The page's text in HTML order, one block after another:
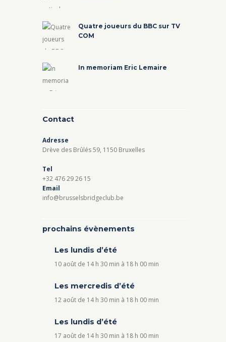
Quatre joueurs du BBC sur TV
COM
In memoriam Eric Lemaire
Contact
Adresse
Drève des Brûlés 59, 1150 Bruxelles
Tel
+32 476 29 26 15
Email
info@brusselsbridgeclub.be
prochains évènements
Les lundis d’été
10 août de 14 h 30 min à 18 h 00 min
Les mercredis d’été
12 août de 14 h 30 min à 18 h 00 min
Les lundis d’été
17 août de 14 h 30 min à 18 h 00 min